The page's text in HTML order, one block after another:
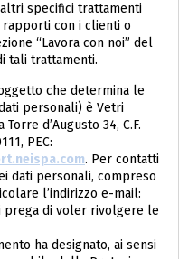
specifici trattamenti
con i clienti o
“Lavora con noi” del
tali trattamenti.
che determina le
personali) è Vetri
d’Augusto 34, C.F.
PEC:
. Per contatti
dati personali, compreso
l’indirizzo e-mail:
prega di voler rivolgere le
ha designato, ai sensi